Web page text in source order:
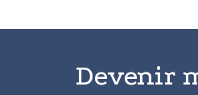
Devenir